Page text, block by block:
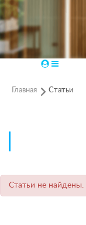
Главная Статьи
Статьи не найдены.